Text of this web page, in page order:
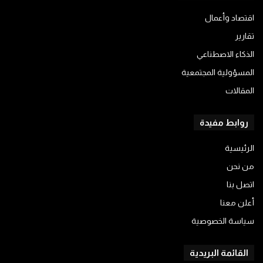
اقتصاد وأعمال
تقارير
الذكاء الاصطناعي
المسؤولية المجتمعية
المقالات
روابط مفيدة
الرئيسية
من نحن
اتصل بنا
أعلن معنا
سياسة الخصوصية
القائمة البريدية